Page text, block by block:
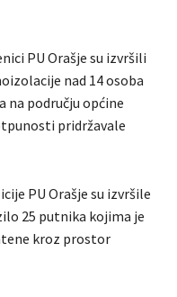
PU Orašje su izvršili
nad 14 osoba
na području općine
pridržavale
PU Orašje su izvršile
25 putnika kojima je
kroz prostor